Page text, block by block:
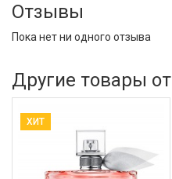
Отзывы
Пока нет ни одного отзыва
Другие товары от
ХИТ